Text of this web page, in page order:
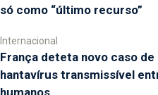
só como “último recurso”
Internacional
França deteta novo caso de
hantavírus transmissível
humanos